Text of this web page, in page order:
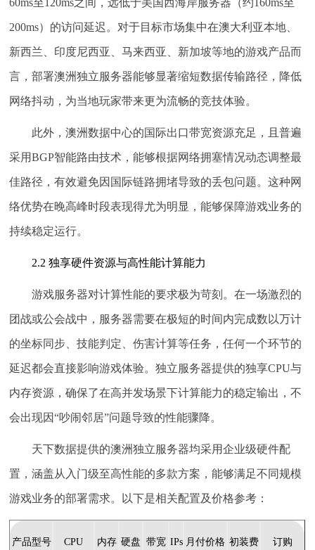
200ms）的访问延迟。对于目标市场集中在澳大利亚本地、
新西兰、印度尼西亚、马来西亚、新加坡等地的游戏产品而
言，部署澳洲独立服务器能够显著缩短数据传输路径，降低
网络抖动，为当地玩家带来更为流畅的竞技体验。
此外，澳洲数据中心的国际出口带宽资源充足，且普遍
采用BGP智能路由技术，能够根据网络拥塞情况动态调整最
佳路径，有效避免因国际链路拥堵导致的丢包问题。这种网
络优势在晚高峰时段表现得尤为明显，能够保障游戏业务的
持续稳定运行。
2.2 独享硬件资源与高性能计算能力
游戏服务器对计算性能的要求极为苛刻。在一场激烈的
团战或公会战中，服务器需要在极短的时间内完成数以万计
的坐标同步、技能判定、伤害计算等任务，任何一个环节的
延迟都会直接影响游戏体验。独立服务器提供的独享CPU与
内存资源 ，确保了在高并发场景下计算能力的稳定输出，不
会出现因“吵闹邻居”问题导致的性能骤降。
天下数据提供的澳洲独立服务器均采用企业级硬件配
置，涵盖从入门级至高性能的多款方案，能够满足不同规模
游戏业务的部署需求。以下是相关配置及价格参考：
产品型号 CPU 内存 硬盘 带宽 IPs 月付价格 初装费 订购